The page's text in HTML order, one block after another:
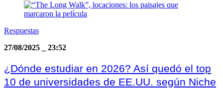
Respuestas
27/08/2025
23:52
¿Dónde estudiar en 2026? Así quedó el top
10 de universidades de EE.UU. según Niche